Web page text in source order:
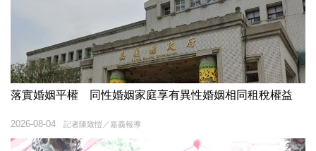
落實婚姻平權 同性婚姻家庭享有異性婚姻相同租稅權益
記者陳致愷／嘉義報導
2026-08-04